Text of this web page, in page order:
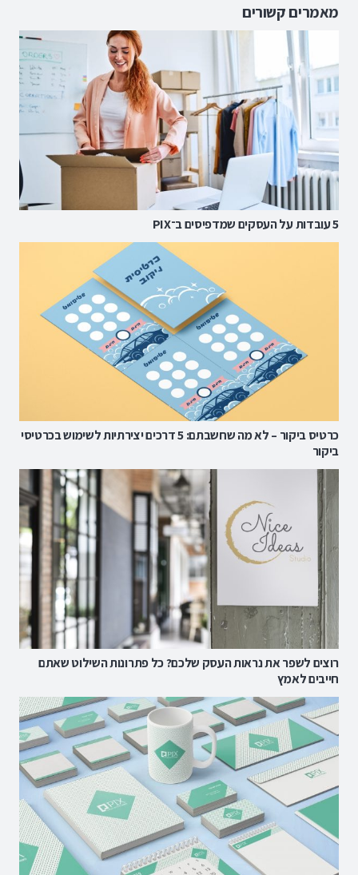
מאמרים קשורים
5 עובדות על העסקים שמדפיסים ב־PIX
כרטיס ביקור – לא מה שחשבתם: 5 דרכים יצירתיות לשימוש בכרטיסי
ביקור
רוצים לשפר את נראות העסק שלכם? כל פתרונות השילוט שאתם
חייבים לאמץ